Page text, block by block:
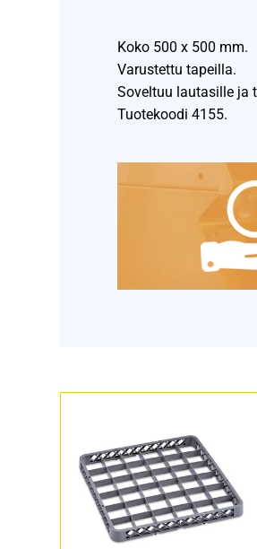
Koko 500 x 500 mm.
Varustettu tapeilla.
Soveltuu lautasille ja
Tuotekoodi 4155.